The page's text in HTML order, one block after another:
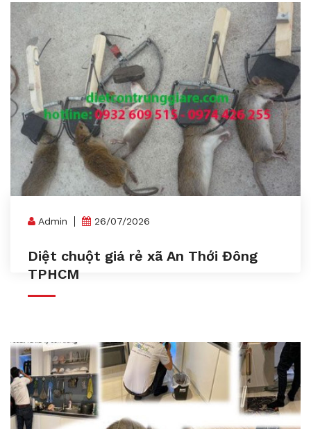
Admin 26/07/2026
Diệt chuột giá rẻ xã An Thới Đông
TPHCM